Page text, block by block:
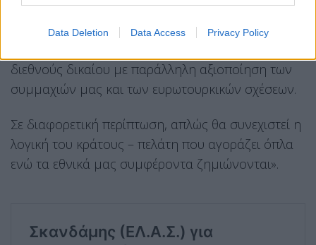
Data Deletion Data Access Privacy Policy
επιταγές. Και μια στρατηγική για τα
ελληνοτουρκικα με αρχή, μέση και τέλος, η οποία
διεθνούς δικαίου με παράλληλη αξιοποίηση των
συμμαχιών μας και των ευρωτουρκικών σχέσεων.
Σε διαφορετική περίπτωση, απλώς θα συνεχιστεί η
λογική του κράτους – πελάτη που αγοράζει όπλα
ενώ τα εθνικά μας συμφέροντα ζημιώνονται».